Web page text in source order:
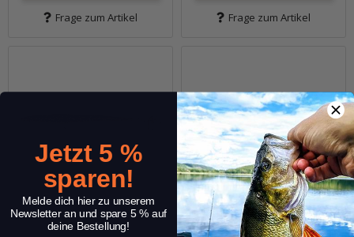
Frage zum Artikel Frage zum Artikel
Jetzt 5 %
sparen!
Melde dich hier zu unserem
Newsletter an und spare 5 % auf
deine Bestellung!